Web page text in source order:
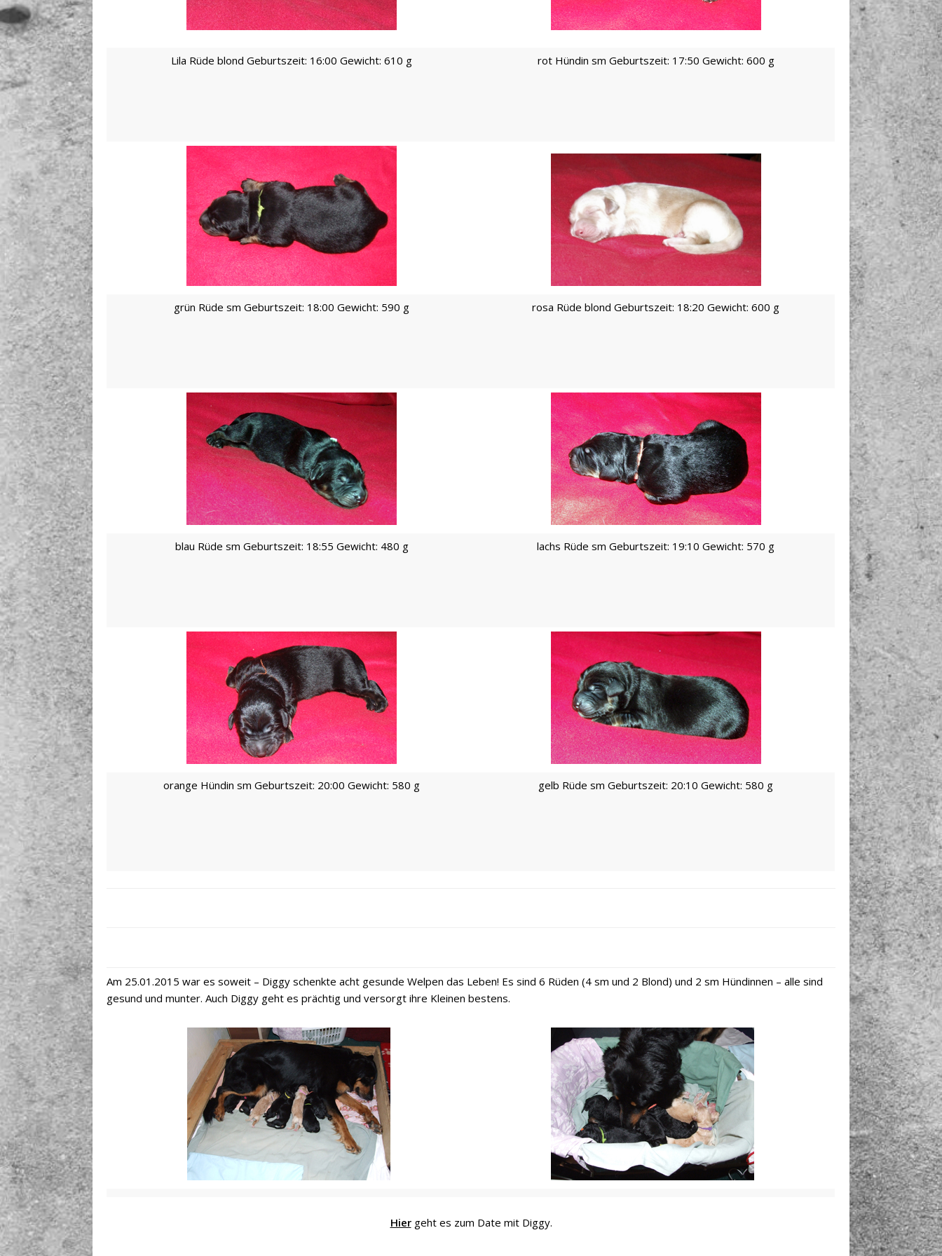
Lila Rüde blond Geburtszeit: 16:00 Gewicht: 610 g rot Hündin sm Geburtszeit: 17:50 Gewicht: 600 g
grün Rüde sm Geburtszeit: 18:00 Gewicht: 590 g rosa Rüde blond Geburtszeit: 18:20 Gewicht: 600 g
blau Rüde sm Geburtszeit: 18:55 Gewicht: 480 g lachs Rüde sm Geburtszeit: 19:10 Gewicht: 570 g
orange Hündin sm Geburtszeit: 20:00 Gewicht: 580 g gelb Rüde sm Geburtszeit: 20:10 Gewicht: 580 g
Am 25.01.2015 war es soweit – Diggy schenkte acht gesunde Welpen das Leben! Es sind 6 Rüden (4 sm und 2 Blond) und 2 sm Hündinnen – alle sind
gesund und munter. Auch Diggy geht es prächtig und versorgt ihre Kleinen bestens.
Hier geht es zum Date mit Diggy.